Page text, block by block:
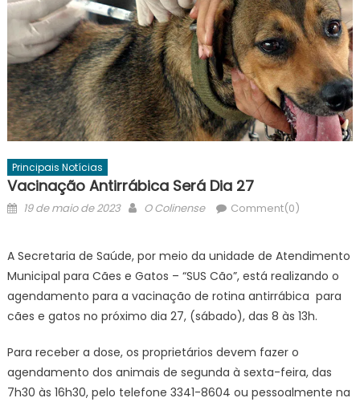
Principais Notícias
Vacinação Antirrábica Será Dia 27
Posted
19 de maio de 2023 Author
O Colinense Comment(0)
A Secretaria de Saúde, por meio da unidade de Atendimento
Municipal para Cães e Gatos – “SUS Cão”, está realizando o
agendamento para a vacinação de rotina antirrábica para
cães e gatos no próximo dia 27, (sábado), das 8 às 13h.
Para receber a dose, os proprietários devem fazer o
agendamento dos animais de segunda à sexta-feira, das
7h30 às 16h30, pelo telefone 3341-8604 ou pessoalmente na